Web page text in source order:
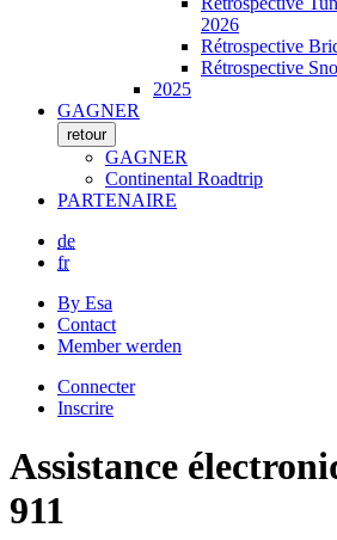
2026
Rétrospective
Rétrospective
2025
GAGNER
retour
GAGNER
Continental Roadtrip
PARTENAIRE
de
fr
By Esa
Contact
Member werden
Connecter
Inscrire
Assistance
911